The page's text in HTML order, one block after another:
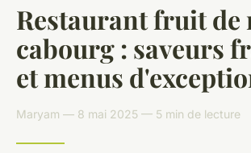
Restaurant fruit de
cabourg : saveurs
et menus
Maryam — 8 mai 2025 — 5 min de lecture